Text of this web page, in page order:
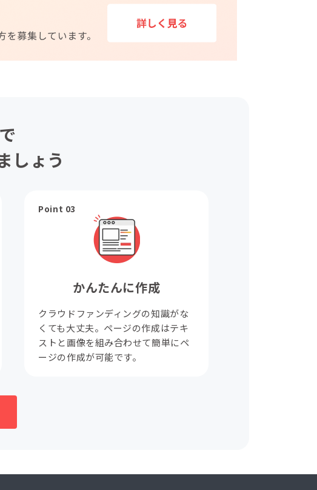
しょう
Point 03
かんたんに作成
クラウドファンディングの知識がな
くても大丈夫。ページの作成はテキ
ストと画像を組み合わせて簡単にペ
ージの作成が可能です。